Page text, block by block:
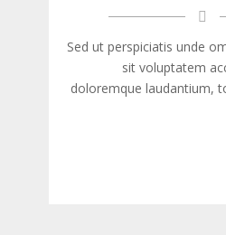
Sed ut perspiciatis unde
sit voluptatem
doloremque laudantium,